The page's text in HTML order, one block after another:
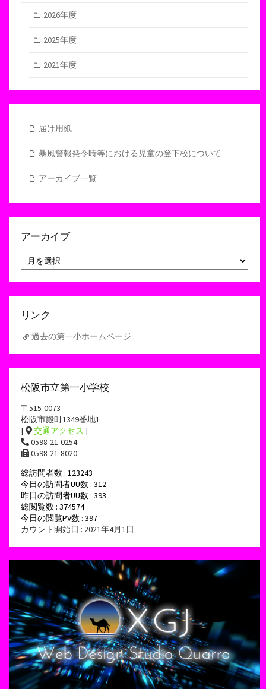
2026年度
2025年度
2021年度
届け用紙
暴風警報発令時等における児童の登下校について
アーカイブ一覧
アーカイブ
ー
カ
リンク
過去の第一小ホームページ
松阪市立第一小学校
〒515-0073
松阪市殿町1349番地1
[
交通アクセス ]
0598-21-0254
0598-21-8020
総訪問者数 : 123243
今日の訪問者UU数 : 312
昨日の訪問者UU数 : 393
総閲覧数 : 374574
今日の閲覧PV数 : 397
カウント開始日 : 2021年4月1日